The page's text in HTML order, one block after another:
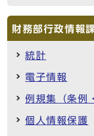
財務部行政情報
統計
電子情報
例規集（条例
個人情報保護